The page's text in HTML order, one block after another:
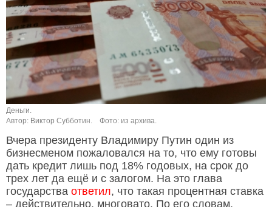
Деньги.
Автор: Виктор Субботин.
Фото: из архива.
Вчера президенту Владимиру Путин один из
бизнесменом пожаловался на то, что ему готовы
дать кредит лишь под 18% годовых, на срок до
трех лет да ещё и с залогом. На это глава
государства ответил, что такая процентная ставка
– действительно, многовато. По его словам,